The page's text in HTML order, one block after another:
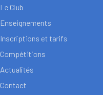
Le Club
Enseignements
Inscriptions et tarifs
Compétitions
Actualités
Contact